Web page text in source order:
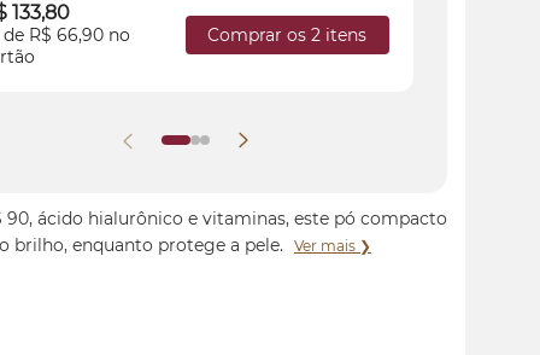
133,80
de R$ 66,90 no
Comprar os 2 itens
90, ácido hialurônico e vitaminas, este pó compacto
brilho, enquanto protege a pele.
Ver mais ❯